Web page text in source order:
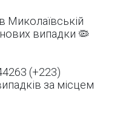
Миколаївській
випадки 🦠
(+223)
за місцем